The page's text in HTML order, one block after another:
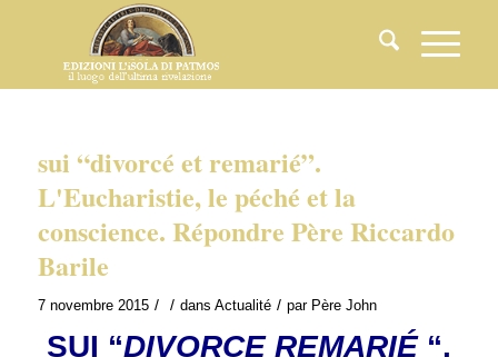
sui “divorcé et remarié”.
L'Eucharistie, le péché et la
conscience. Répondre Père Riccardo
Barile
7 novembre 2015 / / dans Actualité / par Père John
SUI “DIVORCE REMARIÉ“.